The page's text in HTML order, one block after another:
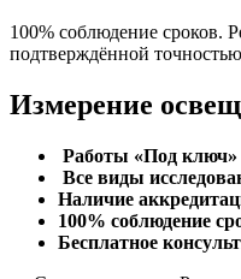
100% соблюдение сроков.
подтверждённой точностью
Измерение
Работы «Под ключ»
Все виды
Наличие
100% соблюдение
Бесплатное